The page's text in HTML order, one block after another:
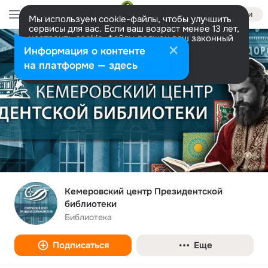
Войти
Мы используем cookie-файлы, чтобы улучшить
сервисы для вас. Если ваш возраст менее 13 лет,
настроить cookie-файлы должен ваш законный
представитель. Больше информации
Разрешить все Настроить
Кемеровский центр Президентской
библиотеки
Библиотека
Подписаться Еще
Информация о контенте
на платформе — здесь